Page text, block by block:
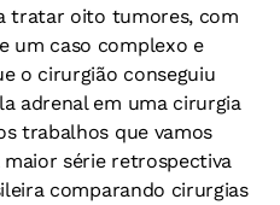
tratar oito tumores, com
um caso complexo e
o cirurgião conseguiu
adrenal em uma cirurgia
trabalhos que vamos
série retrospectiva
comparando cirurgias